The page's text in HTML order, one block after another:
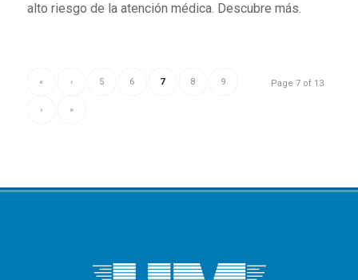
alto riesgo de la atención médica. Descubre más.
Page 7 of 13
« ‹ 5 6 7 8 9
› »